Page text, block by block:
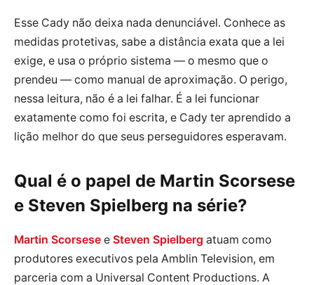
Esse Cady não deixa nada denunciável. Conhece as
medidas protetivas, sabe a distância exata que a lei
exige, e usa o próprio sistema — o mesmo que o
prendeu — como manual de aproximação. O perigo,
nessa leitura, não é a lei falhar. É a lei funcionar
exatamente como foi escrita, e Cady ter aprendido a
lição melhor do que seus perseguidores esperavam.
Qual é o papel de Martin Scorsese
e Steven Spielberg na série?
Martin Scorsese e Steven Spielberg atuam como
produtores executivos pela Amblin Television, em
parceria com a Universal Content Productions. A